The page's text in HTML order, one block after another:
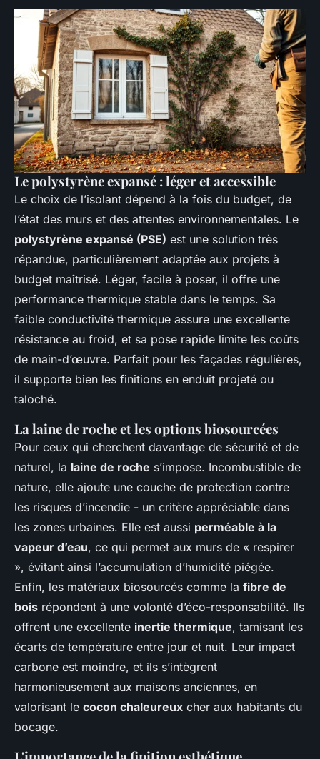
Le polystyrène expansé : léger et accessible
Le choix de l’isolant dépend à la fois du budget, de
l’état des murs et des attentes environnementales. Le
polystyrène expansé (PSE) est une solution très
répandue, particulièrement adaptée aux projets à
budget maîtrisé. Léger, facile à poser, il offre une
performance thermique stable dans le temps. Sa
faible conductivité thermique assure une excellente
résistance au froid, et sa pose rapide limite les coûts
de main-d’œuvre. Parfait pour les façades régulières,
il supporte bien les finitions en enduit projeté ou
taloché.
La laine de roche et les options biosourcées
Pour ceux qui cherchent davantage de sécurité et de
naturel, la laine de roche s’impose. Incombustible de
nature, elle ajoute une couche de protection contre
les risques d’incendie - un critère appréciable dans
les zones urbaines. Elle est aussi perméable à la
vapeur d’eau, ce qui permet aux murs de « respirer
», évitant ainsi l’accumulation d’humidité piégée.
Enfin, les matériaux biosourcés comme la fibre de
bois répondent à une volonté d’éco-responsabilité. Ils
offrent une excellente inertie thermique, tamisant les
écarts de température entre jour et nuit. Leur impact
carbone est moindre, et ils s’intègrent
harmonieusement aux maisons anciennes, en
valorisant le cocon chaleureux cher aux habitants du
bocage.